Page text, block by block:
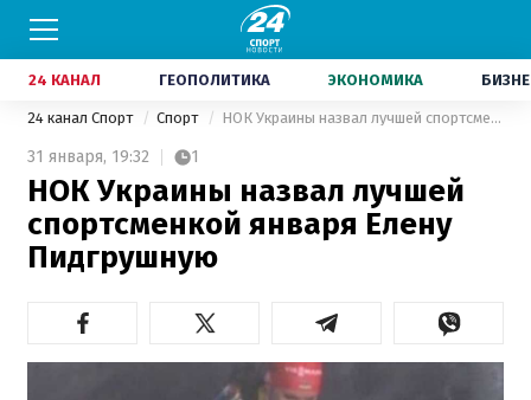
24 КАНАЛ ГЕОПОЛИТИКА ЭКОНОМИКА
24 канал Спорт Спорт НОК Украины назвал лучшей спортсменкой января Елену Пидгрушную
31 января, 19:32 1
НОК Украины назвал лучшей
спортсменкой января Елену
Пидгрушную